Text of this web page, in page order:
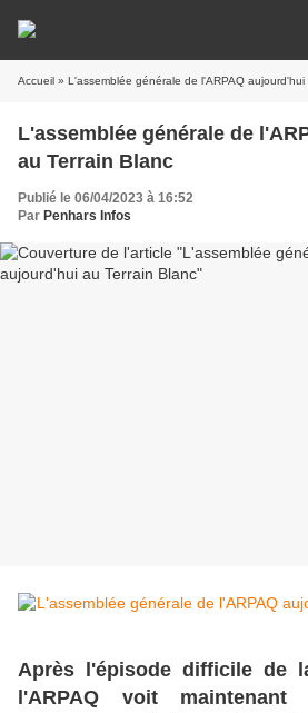
Accueil » L'assemblée générale de l'ARPAQ aujourd'hui
L'assemblée générale de
au Terrain Blanc
Publié le 06/04/2023 à 16:52
Par Penhars Infos
Après l'épisode difficile de
l'ARPAQ voit